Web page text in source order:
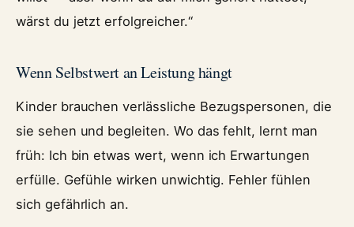
wärst du jetzt erfolgreicher.“
Wenn Selbstwert an Leistung hängt
Kinder brauchen verlässliche Bezugspersonen, die
sie sehen und begleiten. Wo das fehlt, lernt man
früh: Ich bin etwas wert, wenn ich Erwartungen
erfülle. Gefühle wirken unwichtig. Fehler fühlen
sich gefährlich an.